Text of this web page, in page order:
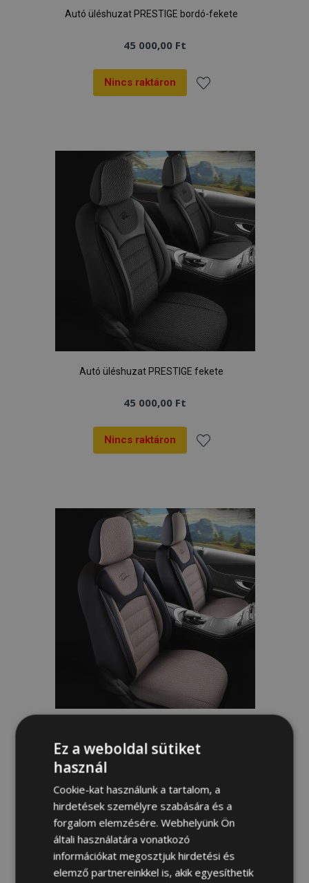
Autó üléshuzat PRESTIGE bordó-fekete
45 000,00 Ft
Nincs raktáron
kívánságlistához
Autó üléshuzat PRESTIGE fekete
45 000,00 Ft
Nincs raktáron
kívánságlistához
Nincs raktáron
Hozzáadás
a
kívánságlistához
Ez a weboldal sütiket
használ
Cookie-kat használunk a tartalom, a
hirdetések személyre szabására és a
forgalom elemzésére. Webhelyünk Ön
általi használatára vonatkozó
információkat megosztjuk hirdetési és
elemző partnereinkkel is, akik egyesíthetik